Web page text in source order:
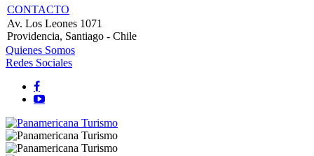
CONTACTO
Av. Los Leones 1071
Providencia, Santiago - Chile
Quienes Somos
Redes Sociales